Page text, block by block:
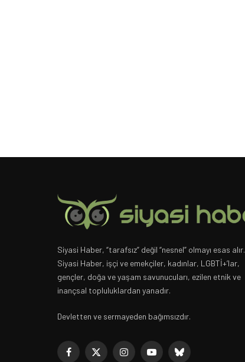
Siyasi Haber, “tarafsız” değil “nesnel” olmayı esas alır.
Siyasi Haber, işçi ve emekçiler, kadınlar, LGBTİ+’lar,
gençler, doğa ve yaşam savunucuları, ezilen etnik ve
inançsal topluluklardan yanadır.
Devletten ve sermayeden bağımsızdır.
Facebook
X InstagramYouTubeBluesky